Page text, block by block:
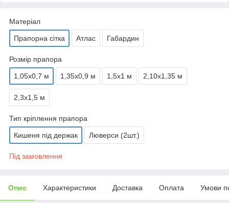
Матеріал
Прапорна сітка Атлас Габардин
Розмір прапора
1,05х0,7 м 1,35х0,9 м 1,5х1 м 2,10х1,35 м
2,3х1,5 м
Тип кріплення прапора
Кишеня під держак Люверси (2шт.)
Під замовлення
Опис Характеристики Доставка Оплата Умови